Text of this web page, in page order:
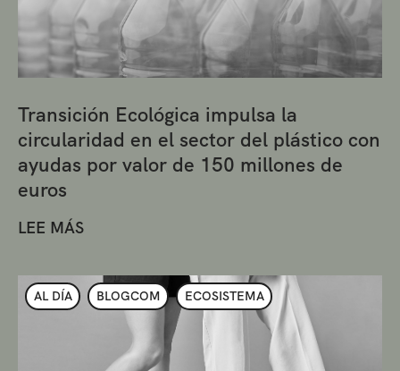
Transición Ecológica impulsa la
circularidad en el sector del plástico con
ayudas por valor de 150 millones de
euros
LEE MÁS
AL DÍA BLOGCOM ECOSISTEMA